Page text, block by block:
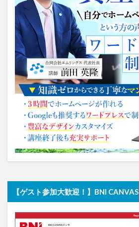
【ゲスト参加大歓迎！】BNI CANVAS